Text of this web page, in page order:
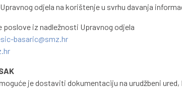
odjela na korištenje u svrhu davanja
poslove iz nadležnosti Upravnog odjela
basaric@smz.hr
je dostaviti dokumentaciju na urudžbeni ured,